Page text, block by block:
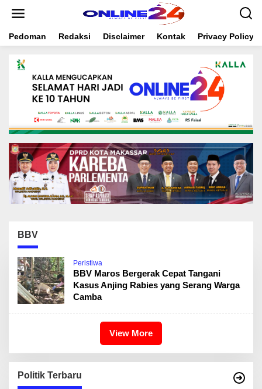
t
Pedoman Redaksi Disclaimer Kontak Privacy Policy
BBV
Peristiwa
BBV Maros Bergerak Cepat Tangani
Kasus Anjing Rabies yang Serang Warga
Camba
View More
Politik Terbaru